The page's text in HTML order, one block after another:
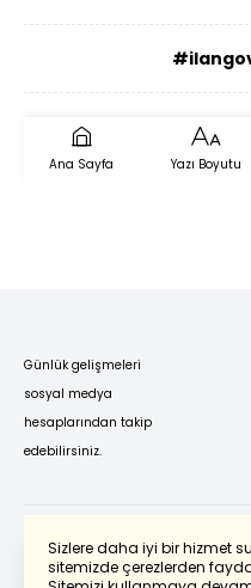
Ana Sayfa Yazı Boyutu
Sizlere daha iyi bir hizmet
sitemizde çerezlerden
Günlük gelişmeleri
sosyal medya
hesaplarından takip
edebilirsiniz.